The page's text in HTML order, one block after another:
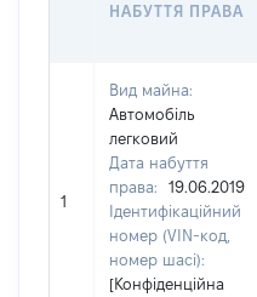
НАБУТТЯ ПРАВА
1
Вид майна:
Автомобіль
легковий
Дата набуття
права:
19.06.2019
Ідентифікаційний
номер (VIN-код,
номер шасі):
[Конфіденційна